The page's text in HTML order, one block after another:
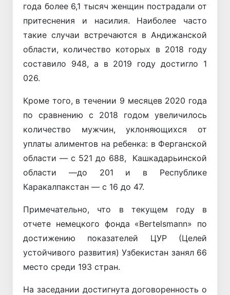
года более 6,1 тысяч женщин пострадали от
притеснения и насилия. Наиболее часто
такие случаи встречаются в Андижанской
области, количество которых в 2018 году
составило 948, а в 2019 году достигло 1
026.
Кроме того, в течении 9 месяцев 2020 года
по сравнению с 2018 годом увеличилось
количество мужчин, уклоняющихся от
уплаты алиментов на ребенка: в Ферганской
области — с 521 до 688, Кашкадарьинской
области —до 201 и в Республике
Каракалпакстан — с 16 до 47.
Примечательно, что в текущем году в
отчете немецкого фонда «Bertelsmann» по
достижению показателей ЦУР (Целей
устойчивого развития) Узбекистан занял 66
место среди 193 стран.
На заседании достигнута договоренность о